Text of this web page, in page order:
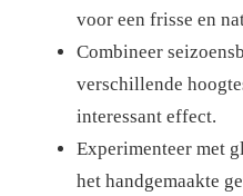
voor een frisse en
Combineer
verschillende
interessant effect.
Experimenteer met
het handgemaakte